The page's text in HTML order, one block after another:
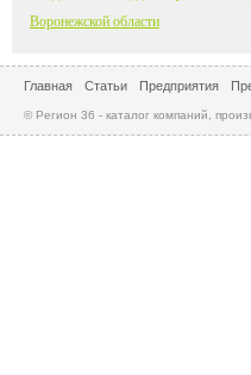
Воронежской области
Главная Статьи Предприятия
© Регион 36 - каталог компаний,